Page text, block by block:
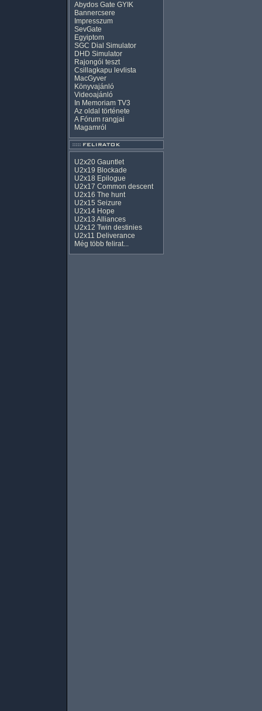
Abydos Gate GYIK
Bannercsere
Impresszum
SevGate
Egyiptom
SGC Dial Simulator
DHD Simulator
Rajongói teszt
Csillagkapu levlista
MacGyver
Könyvajánló
Videoajánló
In Memoriam TV3
Az oldal története
A Fórum rangjai
Magamról
U2x20 Gauntlet
U2x19 Blockade
U2x18 Epilogue
U2x17 Common descent
U2x16 The hunt
U2x15 Seizure
U2x14 Hope
U2x13 Alliances
U2x12 Twin destinies
U2x11 Deliverance
Még több felirat...